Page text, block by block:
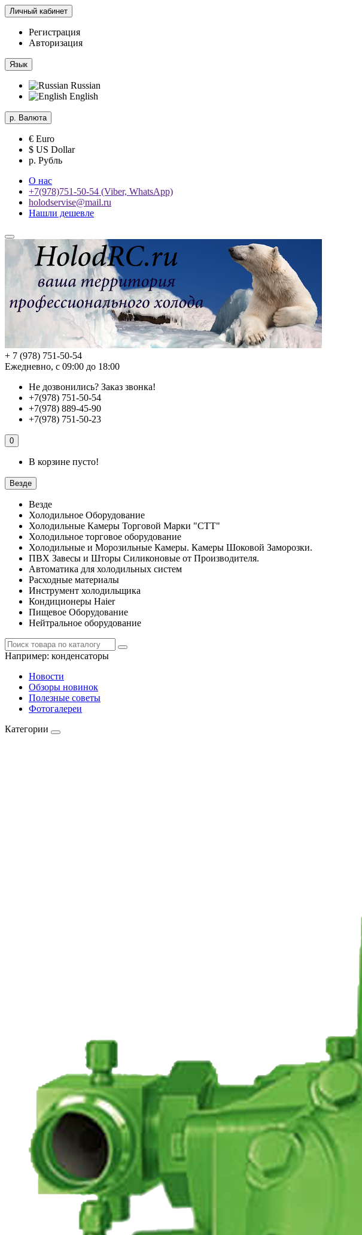
Личный кабинет
Регистрация
Авторизация
Язык
Russian
English
р. Валюта
€ Euro
$ US Dollar
р. Рубль
О нас
+7(978)751-50-54 (Viber, WhatsApp)
holodservise@mail.ru
Нашли дешевле
+ 7 (978) 751-50-54
Ежедневно, с 09:00 до 18:00
Не дозвонились? Заказ звонка!
+7(978) 751-50-54
+7(978) 889-45-90
+7(978) 751-50-23
0
В корзине пусто!
Везде
Везде
Холодильное Оборудование
Холодильные Камеры Торговой Марки "СТТ"
Холодильное торговое оборудование
Холодильные и Морозильные Камеры. Камеры Шоковой Заморозки.
ПВХ Завесы и Шторы Силиконовые от Производителя.
Автоматика для холодильных систем
Расходные материалы
Инструмент холодильщика
Кондиционеры Haier
Пищевое Оборудование
Нейтральное оборудование
Например: конденсаторы
Новости
Обзоры новинок
Полезные советы
Фотогалереи
Категории